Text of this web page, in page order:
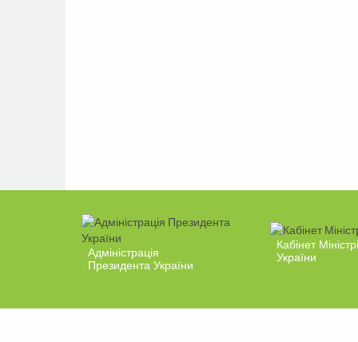
Адміністрація
Президента України
Кабінет
України